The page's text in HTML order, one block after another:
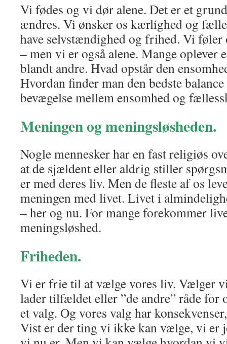
Vi fødes og vi dør alene. Det er et
ændres. Vi ønsker os kærlighed og
have selvstændighed og frihed. Vi
– men vi er også alene. Mange oplever
blandt andre. Hvad opstår den
Hvordan finder man den bedste
bevægelse mellem ensomhed og
Meningen og meningsløsheden.
Nogle mennesker har en fast religiøs
at de sjældent eller aldrig stiller
er med deres liv. Men de fleste af os
meningen med livet. Livet i
– her og nu. For mange forekommer
meningsløshed.
Friheden.
Vi er frie til at vælge vores liv. Vælger
lader tilfældet eller ”de andre” råde for
et valg. Og vores valg har
Vist er der ting vi ikke kan vælge, vi er